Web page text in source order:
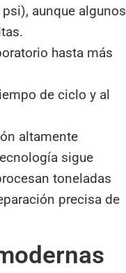
aunque algunos
hasta más
de ciclo y al
altamente
sigue
toneladas
precisa de